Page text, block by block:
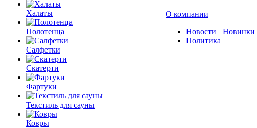
Халаты
Полотенца
Салфетки
Скатерти
Фартуки
Текстиль для сауны
Ковры
О компании
Новости
Политика
Новинки